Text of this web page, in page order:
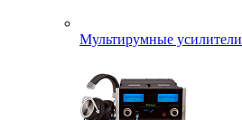
Мультирумные усилители